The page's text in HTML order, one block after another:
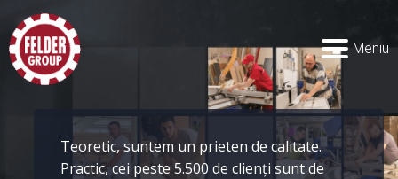
Teoretic, suntem un prieten de calitate.
Practic, cei peste 5.500 de clienți sunt de
Meniu